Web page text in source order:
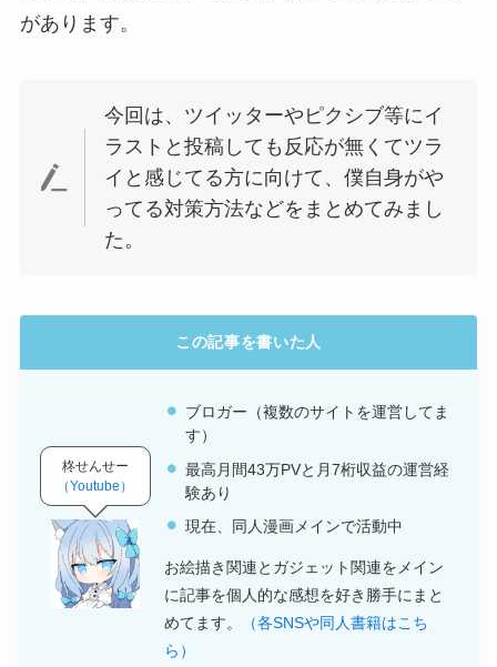
があります。
今回は、ツイッターやピクシブ等にイ
ラストと投稿しても反応が無くてツラ
イと感じてる方に向けて、僕自身がや
ってる対策方法などをまとめてみまし
た。
この記事を書いた人
ブロガー（複数のサイトを運営してま
す）
最高月間43万PVと月7桁収益の運営経
験あり
現在、同人漫画メインで活動中
お絵描き関連とガジェット関連をメイン
に記事を個人的な感想を好き勝手にまと
めてます。
（各SNSや同人書籍はこち
ら）
柊せんせー
（Youtube）